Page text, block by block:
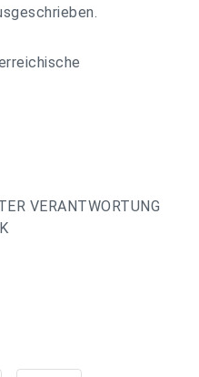
VERANTWORTUNG